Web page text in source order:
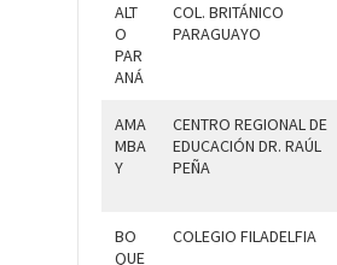
ALT
O
PAR
ANÁ
COL. BRITÁNICO
PARAGUAYO
AMA
MBA
Y
CENTRO REGIONAL DE
EDUCACIÓN DR. RAÚL
PEÑA
BO
QUE
COLEGIO FILADELFIA